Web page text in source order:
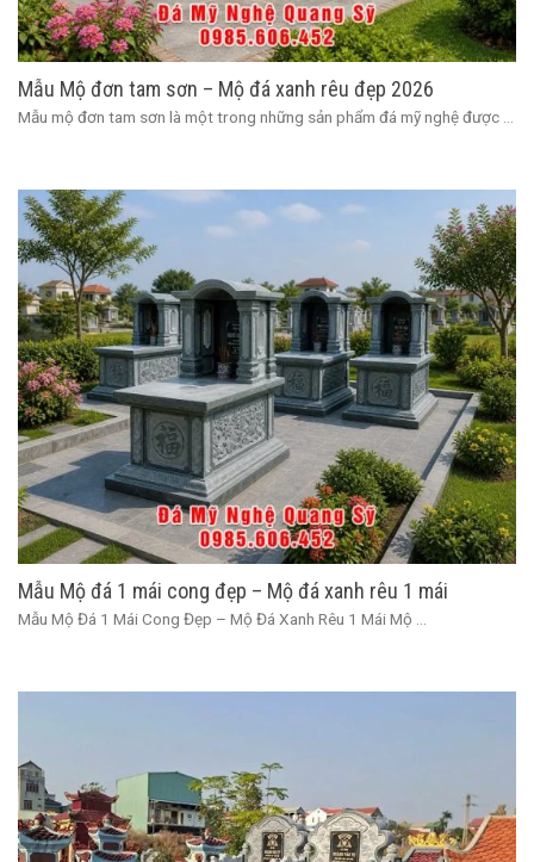
Mẫu Mộ đơn tam sơn – Mộ đá xanh rêu đẹp 2026
Mẫu mộ đơn tam sơn là một trong những sản phẩm đá mỹ nghệ được ...
Mẫu Mộ đá 1 mái cong đẹp – Mộ đá xanh rêu 1 mái
Mẫu Mộ Đá 1 Mái Cong Đẹp – Mộ Đá Xanh Rêu 1 Mái Mộ ...